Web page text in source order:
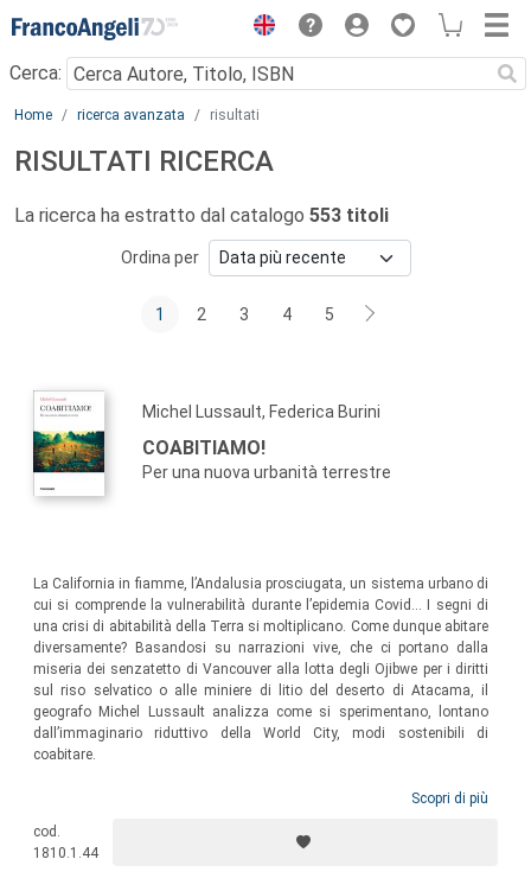
Menu
Cerca:
Main content
Home ricerca avanzata risultati
RISULTATI RICERCA
La ricerca ha estratto dal catalogo 553 titoli
Ordina per
1 2 3 4 5
Michel Lussault, Federica Burini
COABITIAMO!
Per una nuova urbanità terrestre
La California in fiamme, l’Andalusia prosciugata, un sistema urbano di
cui si comprende la vulnerabilità durante l’epidemia Covid... I segni di
una crisi di abitabilità della Terra si moltiplicano. Come dunque abitare
diversamente? Basandosi su narrazioni vive, che ci portano dalla
miseria dei senzatetto di Vancouver alla lotta degli Ojibwe per i diritti
sul riso selvatico o alle miniere di litio del deserto di Atacama, il
geografo Michel Lussault analizza come si sperimentano, lontano
dall’immaginario riduttivo della World City, modi sostenibili di
coabitare.
Scopri di più
cod.
1810.1.44